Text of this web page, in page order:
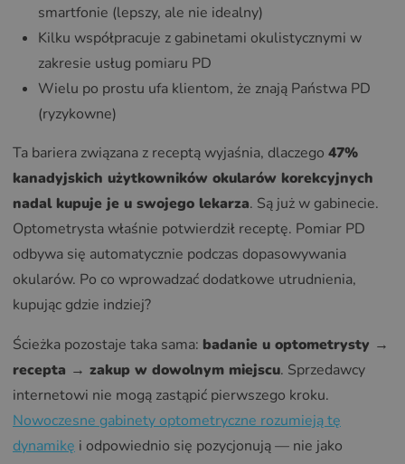
smartfonie (lepszy, ale nie idealny)
Kilku współpracuje z gabinetami okulistycznymi w
zakresie usług pomiaru PD
Wielu po prostu ufa klientom, że znają Państwa PD
(ryzykowne)
Ta bariera związana z receptą wyjaśnia, dlaczego 47%
kanadyjskich użytkowników okularów korekcyjnych
nadal kupuje je u swojego lekarza. Są już w gabinecie.
Optometrysta właśnie potwierdził receptę. Pomiar PD
odbywa się automatycznie podczas dopasowywania
okularów. Po co wprowadzać dodatkowe utrudnienia,
kupując gdzie indziej?
Ścieżka pozostaje taka sama: badanie u optometrysty →
recepta → zakup w dowolnym miejscu. Sprzedawcy
internetowi nie mogą zastąpić pierwszego kroku.
Nowoczesne gabinety optometryczne rozumieją tę
dynamikę i odpowiednio się pozycjonują — nie jako